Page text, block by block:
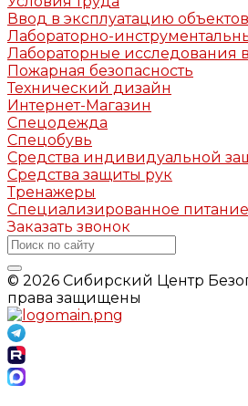
Ввод в эксплуатацию
Лабораторно-
Лабораторные исследования
Пожарная безопасность
Технический дизайн
Интернет-Магазин
Спецодежда
Спецобувь
Средства индивидуальной
Средства защиты рук
Тренажеры
Специализированное
Заказать звонок
© 2026 Сибирский Центр
права защищены